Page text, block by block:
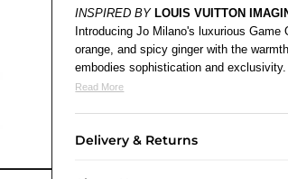
INSPIRED BY LOUIS VUITTON
Introducing Jo Milano's luxurious
orange, and spicy ginger with the
embodies sophistication and
Read More
Delivery & Returns